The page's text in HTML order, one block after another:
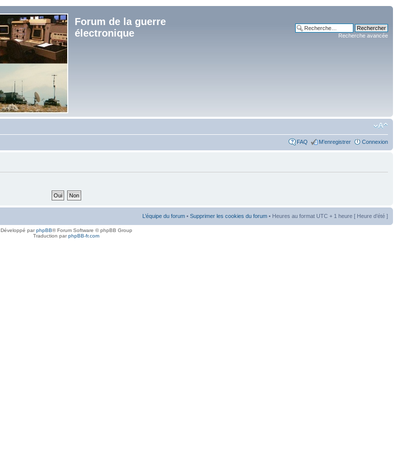
Forum de la guerre
électronique
Recherche avancée
FAQ M’enregistrer Connexion
L’équipe du forum • Supprimer les cookies du forum • Heures au format UTC + 1 heure [ Heure d’été ]
Développé parphpBB® Forum Software © phpBB Group
Traduction parphpBB-fr.com